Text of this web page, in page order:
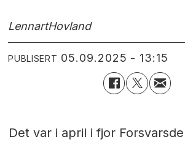
LennartHovland
PUBLISERT 05.09.2025 - 13:15
Det var i april i fjor